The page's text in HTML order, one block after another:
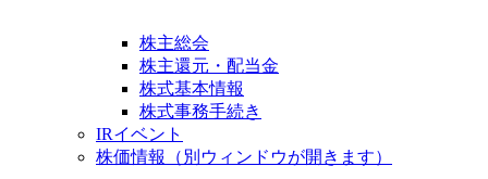
株主総会
株主還元・配当金
株式基本情報
株式事務手続き
IRイベント
株価情報
（別ウィンドウが開きます）